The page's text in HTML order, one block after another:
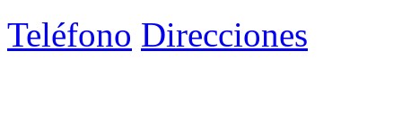
Teléfono Direcciones